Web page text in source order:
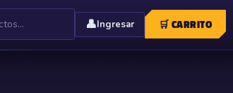
👤Ingresar 🛒CARRITO